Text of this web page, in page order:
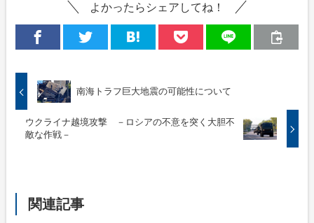
よかったらシェアしてね！
南海トラフ巨大地震の可能性について
ウクライナ越境攻撃 －ロシアの不意を突く大胆不
敵な作戦－
関連記事